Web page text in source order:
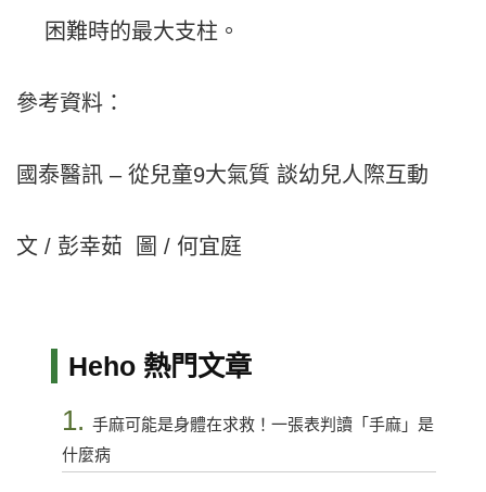
困難時的最大支柱。
參考資料：
國泰醫訊 – 從兒童9大氣質 談幼兒人際互動
文 / 彭幸茹 圖 / 何宜庭
Heho 熱門文章
1. 手麻可能是身體在求救！一張表判讀「手麻」是
什麼病